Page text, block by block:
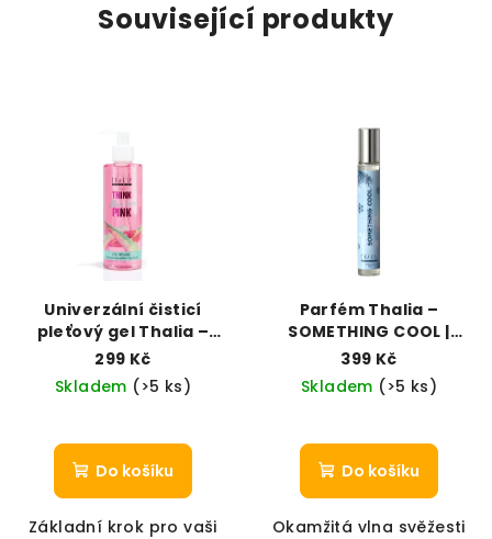
Související produkty
Univerzální čisticí
pleťový gel Thalia –
Svěžest a rovnováha
(200 ml)
299 Kč
Skladem (>5 ks)
Do košíku
Základní krok pro vaši
Parfém Thalia –
SOMETHING COOL |
Kabelkové balení (35
ml)
399 Kč
Skladem (>5 ks)
Do košíku
Okamžitá vlna svěžesti